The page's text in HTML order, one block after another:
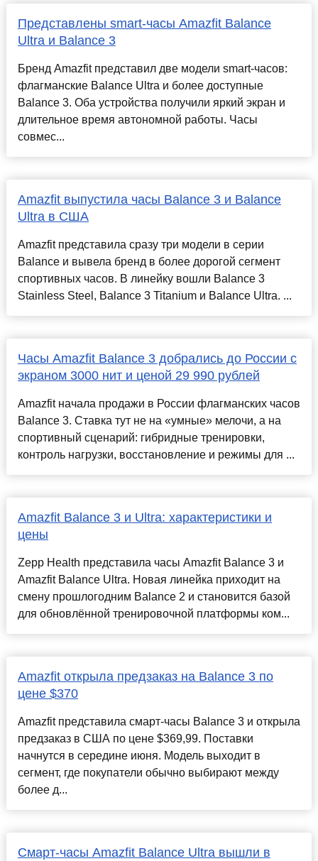
Представлены smart-часы Amazfit Balance
Ultra и Balance 3
Бренд Amazfit представил две модели smart-часов:
флагманские Balance Ultra и более доступные
Balance 3. Оба устройства получили яркий экран и
длительное время автономной работы. Часы
совмес...
Amazfit выпустила часы Balance 3 и Balance
Ultra в США
Amazfit представила сразу три модели в серии
Balance и вывела бренд в более дорогой сегмент
спортивных часов. В линейку вошли Balance 3
Stainless Steel, Balance 3 Titanium и Balance Ultra. ...
Часы Amazfit Balance 3 добрались до России с
экраном 3000 нит и ценой 29 990 рублей
Amazfit начала продажи в России флагманских часов
Balance 3. Ставка тут не на «умные» мелочи, а на
спортивный сценарий: гибридные тренировки,
контроль нагрузки, восстановление и режимы для ...
Amazfit Balance 3 и Ultra: характеристики и
цены
Zepp Health представила часы Amazfit Balance 3 и
Amazfit Balance Ultra. Новая линейка приходит на
смену прошлогодним Balance 2 и становится базой
для обновлённой тренировочной платформы ком...
Amazfit открыла предзаказ на Balance 3 по
цене $370
Amazfit представила смарт-часы Balance 3 и открыла
предзаказ в США по цене $369,99. Поставки
начнутся в середине июня. Модель выходит в
сегмент, где покупатели обычно выбирают между
более д...
Смарт-часы Amazfit Balance Ultra вышли в